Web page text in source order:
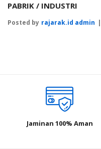
PABRIK / INDUSTRI
Posted by rajarak.id admin
Jaminan 100% Aman